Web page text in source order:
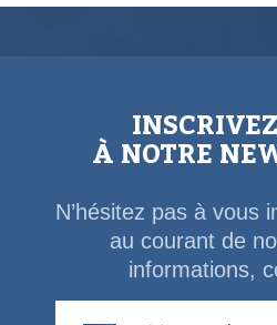
À NOTRE
N’hésitez pas à vous
au courant de
informations,